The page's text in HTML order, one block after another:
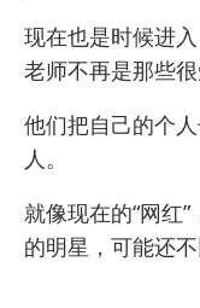
现在也是时候进
老师不再是那些很
他们把自己的个
人。
就像现在的“网红
的明星，可能还